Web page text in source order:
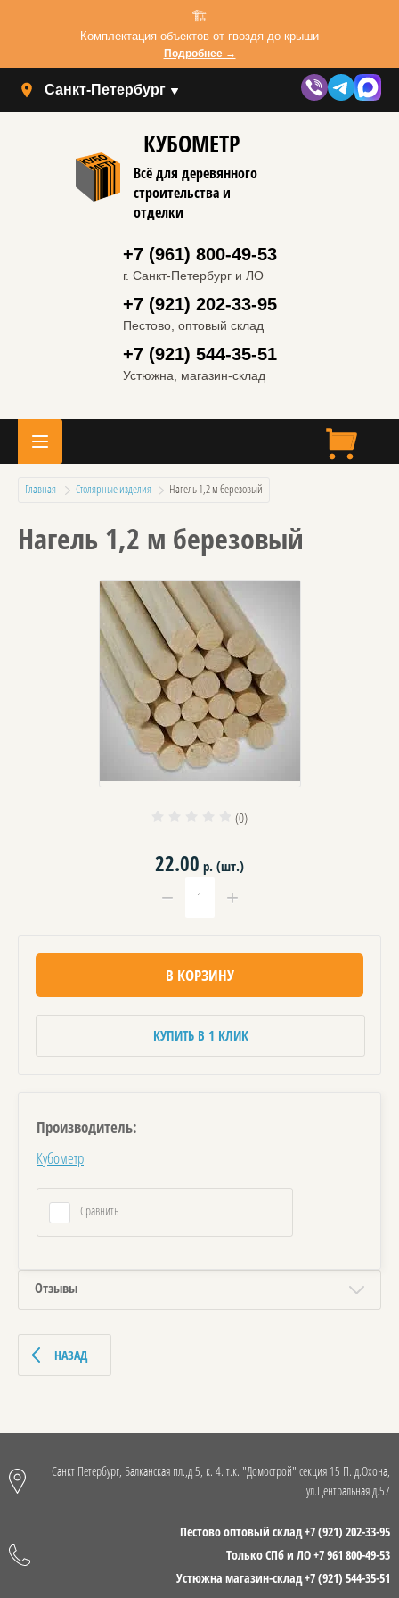
🏗️
Комплектация объектов от гвоздя до крыши
Подробнее →
Санкт-Петербург
КУБОМЕТР
Всё для деревянного
строительства и
отделки
+7 (961) 800-49-53
г. Санкт-Петербург и ЛО
+7 (921) 202-33-95
Пестово, оптовый склад
+7 (921) 544-35-51
Устюжна, магазин-склад
Главная Столярные изделия
  Нагель 1,2 м березовый
Нагель 1,2 м березовый
(0)
22.00 р. (шт.)
− +
В КОРЗИНУ
КУПИТЬ В 1 КЛИК
Производитель:
Кубометр
Сравнить
Отзывы
НАЗАД
Санкт Петербург, Балканская пл.,д 5, к. 4. т.к. "Домострой" секция 15 П. д.Охона,
ул.Центральная д.57
Пестово оптовый склад +7 (921) 202-33-95
Только СПб и ЛО +7 961 800-49-53
Устюжна магазин-склад +7 (921) 544-35-51